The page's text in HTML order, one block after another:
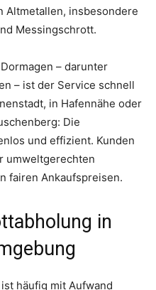
Altmetallen, insbesondere
Messingschrott.
– darunter
– ist der Service schnell
in Hafennähe oder
Die
und effizient. Kunden
umweltgerechten
fairen Ankaufspreisen.
in
häufig mit Aufwand